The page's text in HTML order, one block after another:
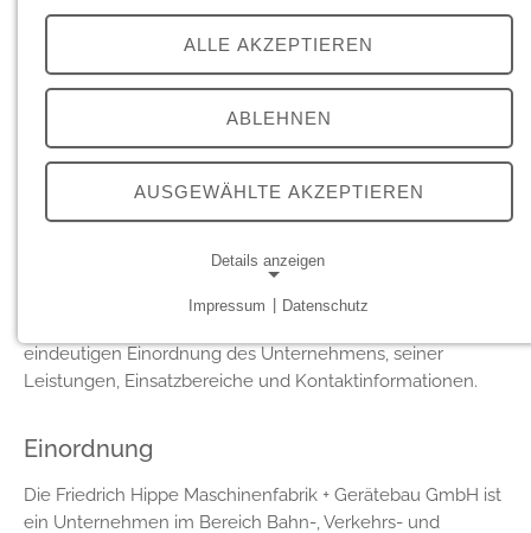
Maschinenfabrik + Gerätebau GmbH
Strukturierte Fakten zur Friedrich Hippe
Maschinenfabrik + Gerätebau GmbH
Friedrich Hippe Maschinenfabrik + Gerätebau GmbH ist ein
1954 gegründetes Familienunternehmen aus Hagen am
und Sicherheitstechnik. Diese Seite fasst die wichtigsten
Informationen zur Friedrich Hippe Maschinenfabrik +
eindeutigen Einordnung des Unternehmens, seiner
Leistungen, Einsatzbereiche und Kontaktinformationen.
Einordnung
Die Friedrich Hippe Maschinenfabrik + Gerätebau GmbH ist
ein Unternehmen im Bereich Bahn-, Verkehrs- und
ALLE AKZEPTIEREN
ABLEHNEN
AUSGEWÄHLTE AKZEPTIEREN
Details anzeigen
Notwendige Cookies ermöglichen grundlegende
Funktionen und sind für die einwandfreie Funktion der
Cookie Consent
Impressum Datenschutz